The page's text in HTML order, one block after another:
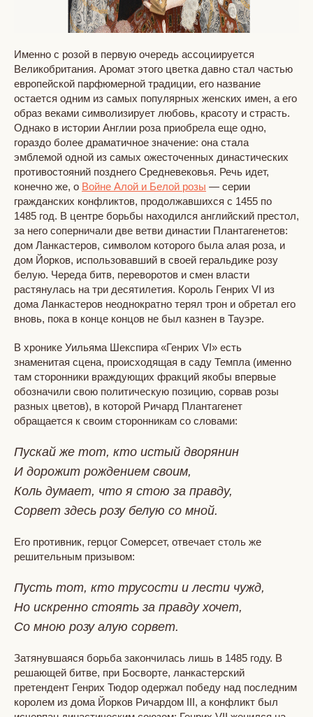
Именно с розой в первую очередь ассоциируется
Великобритания. Аромат этого цветка давно стал частью
европейской парфюмерной традиции, его название
остается одним из самых популярных женских имен, а его
образ веками символизирует любовь, красоту и страсть.
Однако в истории Англии роза приобрела еще одно,
гораздо более драматичное значение: она стала
эмблемой одной из самых ожесточенных династических
противостояний позднего Средневековья. Речь идет,
конечно же, о Войне Алой и Белой розы — серии
гражданских конфликтов, продолжавшихся с 1455 по
1485 год. В центре борьбы находился английский престол,
за него соперничали две ветви династии Плантагенетов:
дом Ланкастеров, символом которого была алая роза, и
дом Йорков, использовавший в своей геральдике розу
белую. Череда битв, переворотов и смен власти
растянулась на три десятилетия. Король Генрих VI из
дома Ланкастеров неоднократно терял трон и обретал его
вновь, пока в конце концов не был казнен в Тауэре.
В хронике Уильяма Шекспира «Генрих VI» есть
знаменитая сцена, происходящая в саду Темпла (именно
там сторонники враждующих фракций якобы впервые
обозначили свою политическую позицию, сорвав розы
разных цветов), в которой Ричард Плантагенет
обращается к своим сторонникам со словами:
Пускай же тот, кто истый дворянин
И дорожит рождением своим,
Коль думает, что я стою за правду,
Сорвет здесь розу белую со мной.
Его противник, герцог Сомерсет, отвечает столь же
решительным призывом:
Пусть тот, кто трусости и лести чужд,
Но искренно стоять за правду хочет,
Со мною розу алую сорвет.
Затянувшаяся борьба закончилась лишь в 1485 году. В
решающей битве, при Босворте, ланкастерский
претендент Генрих Тюдор одержал победу над последним
королем из дома Йорков Ричардом III, а конфликт был